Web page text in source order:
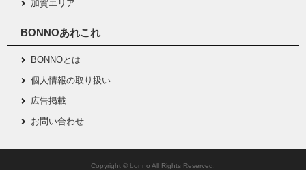
加賀エリア
BONNOあれこれ
BONNOとは
個人情報の取り扱い
広告掲載
お問い合わせ
Copyright © bonno All Rights Reserved.